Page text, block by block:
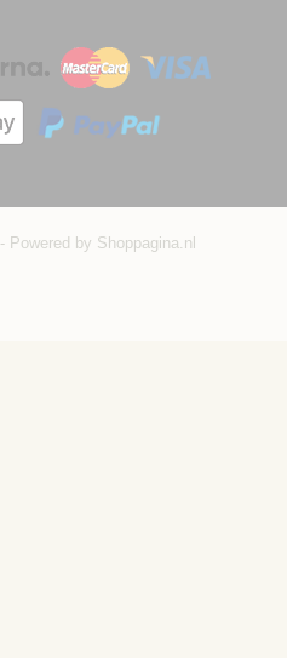
by Shoppagina.nl